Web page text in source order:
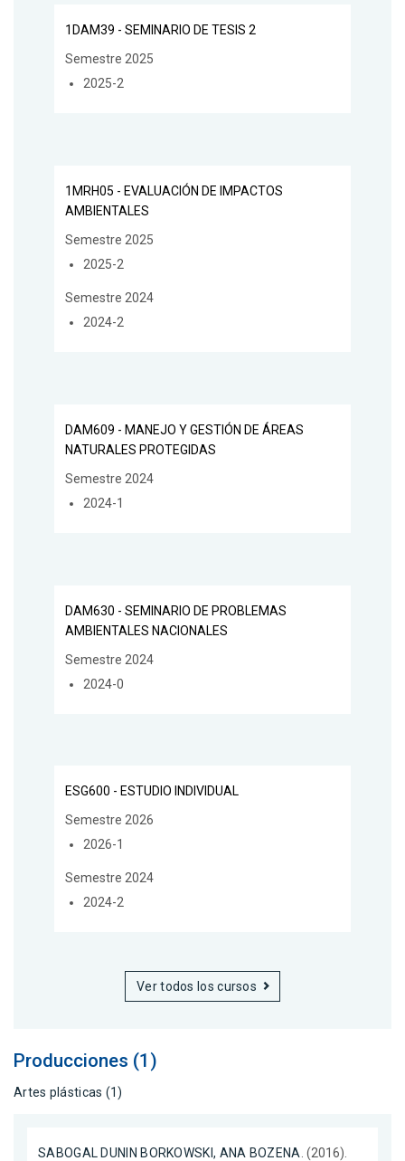
1DAM39 - SEMINARIO DE TESIS 2
Semestre 2025
2025-2
1MRH05 - EVALUACIÓN DE IMPACTOS
AMBIENTALES
Semestre 2025
2025-2
Semestre 2024
2024-2
DAM609 - MANEJO Y GESTIÓN DE ÁREAS
NATURALES PROTEGIDAS
Semestre 2024
2024-1
DAM630 - SEMINARIO DE PROBLEMAS
AMBIENTALES NACIONALES
Semestre 2024
2024-0
ESG600 - ESTUDIO INDIVIDUAL
Semestre 2026
2026-1
Semestre 2024
2024-2
Ver todos los cursos
Producciones (1)
Artes plásticas (1)
SABOGAL DUNIN BORKOWSKI, ANA BOZENA . (2016).